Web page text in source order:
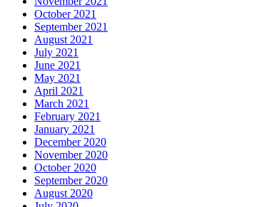
October 2021
September 2021
August 2021
July 2021
June 2021
May 2021
April 2021
March 2021
February 2021
January 2021
December 2020
November 2020
October 2020
September 2020
August 2020